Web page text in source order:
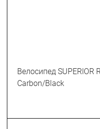
Велосипед SUPERIOR
Carbon/Black